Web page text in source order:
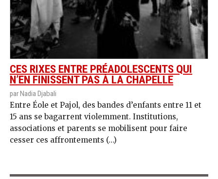
CES RIXES ENTRE PRÉADOLESCENTS QUI
N’EN FINISSENT PAS À LA CHAPELLE
par Nadia Djabali
Entre Éole et Pajol, des bandes d’enfants entre 11 et
15 ans se bagarrent violemment. Institutions,
associations et parents se mobilisent pour faire
cesser ces affrontements (…)